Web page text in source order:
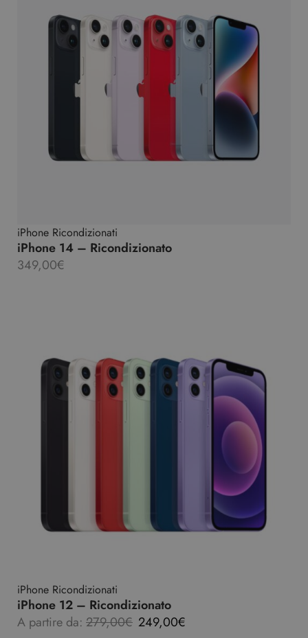
iPhone Ricondizionati
iPhone 14 – Ricondizionato
349,00€
iPhone Ricondizionati
iPhone 12 – Ricondizionato
A partire da: 279,00€ 249,00€